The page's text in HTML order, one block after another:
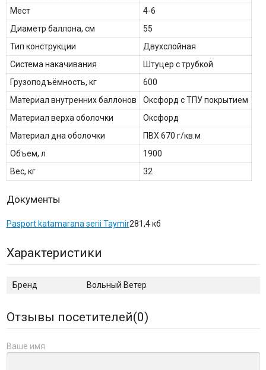
Мест
4-6
Диаметр баллона, см
55
Тип конструкции
Двухслойная
Система накачивания
Штуцер с трубкой
Грузоподъёмность, кг
600
Материал внутренних баллонов
Оксфорд с ТПУ покрытием
Материал верха оболочки
Оксфорд
Материал дна оболочки
ПВХ 670 г/кв.м
Объем, л
1900
Вес, кг
32
Документы
Pasport katamarana serii Taymir281,4 кб
Характеристики
Бренд Вольный Ветер
Отзывы посетителей(0)
Ваше имя